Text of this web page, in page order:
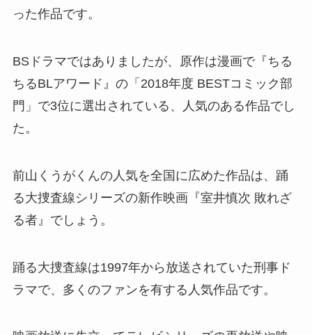
った作品です。
BSドラマではありましたが、原作は漫画で『ちる
ちるBLアワード』の「2018年度 BESTコミック部
門」で3位に選出されている、人気のある作品でし
た。
前山くうがくんの人気を全国に広めた作品は、踊
る大捜査線シリーズの新作映画『室井慎次 敗れざ
る者』でしょう。
踊る大捜査線は1997年から放送されていた刑事ド
ラマで、多くのファンを有する人気作品です。